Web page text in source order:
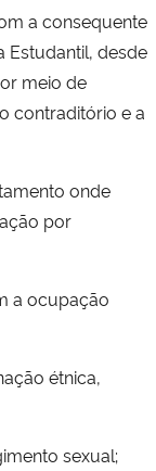
a consequente
Estudantil, desde
meio de
contraditório e a
onde
por
a ocupação
étnica,
sexual;